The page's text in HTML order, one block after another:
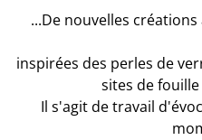
...De nouvelles
inspirées des perles de
sites de
Il s'agit de travail